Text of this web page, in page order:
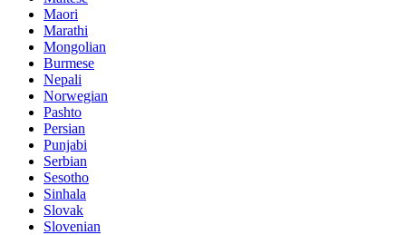
Maori
Marathi
Mongolian
Burmese
Nepali
Norwegian
Pashto
Persian
Punjabi
Serbian
Sesotho
Sinhala
Slovak
Slovenian